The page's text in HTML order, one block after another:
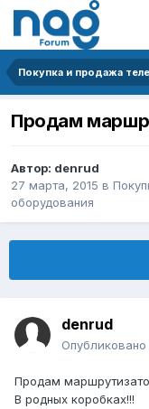
Продам
Автор: denrud
27 марта, 2015 в
оборудования
denrud
Опубликовано
Продам
В родных коробках!!!